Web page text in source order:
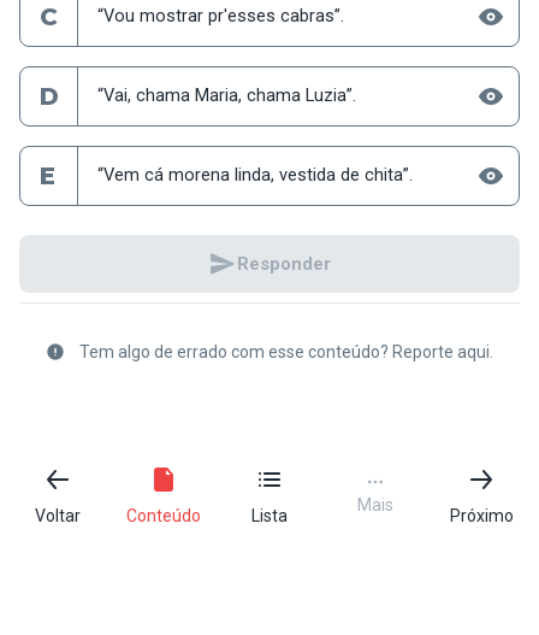
C “Vou mostrar pr'esses cabras”.
D “Vai, chama Maria, chama Luzia”.
E “Vem cá morena linda, vestida de chita”.
Responder
Tem algo de errado com esse conteúdo? Reporte aqui.
Voltar Conteúdo Lista
Mais
Próximo